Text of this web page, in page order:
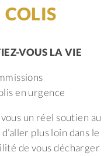
VOUS LA VIE
en urgence
un réel soutien au
plus loin dans le
de vous décharger